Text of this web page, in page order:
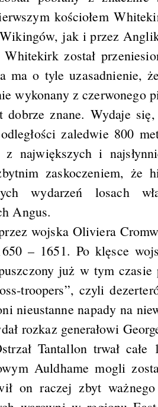
kościołem
Wikingów, jak i przez
został
ma o tyle uzasadnienie,
wykonany z czerwonego
znane. Wydaje
zaledwie 800
z największych i
zaskoczeniem, że
wydarzeń losach
Angus.
wojska Oliviera
– 1651. Po klęsce
już w tym czasie
troopers”, czyli
nieustanne napady na
rozkaz generałowi
Tantallon trwał
Auldhame mogli
on raczej zbyt